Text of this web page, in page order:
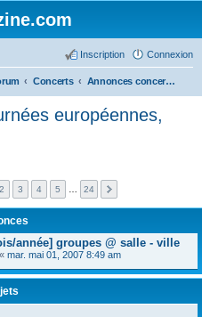
Connexion
Inscription
Concerts Annonces concerts - Tournées européennes, Festivals et Etranger
européennes,
2 3 4 5 24
année] groupes @ salle - ville
« mar. mai 01, 2007 8:49 am